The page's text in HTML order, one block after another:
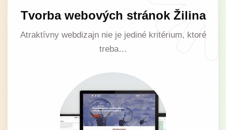
Tvorba webových stránok Žilina
Atraktívny webdizajn nie je jediné kritérium, ktoré
treba…